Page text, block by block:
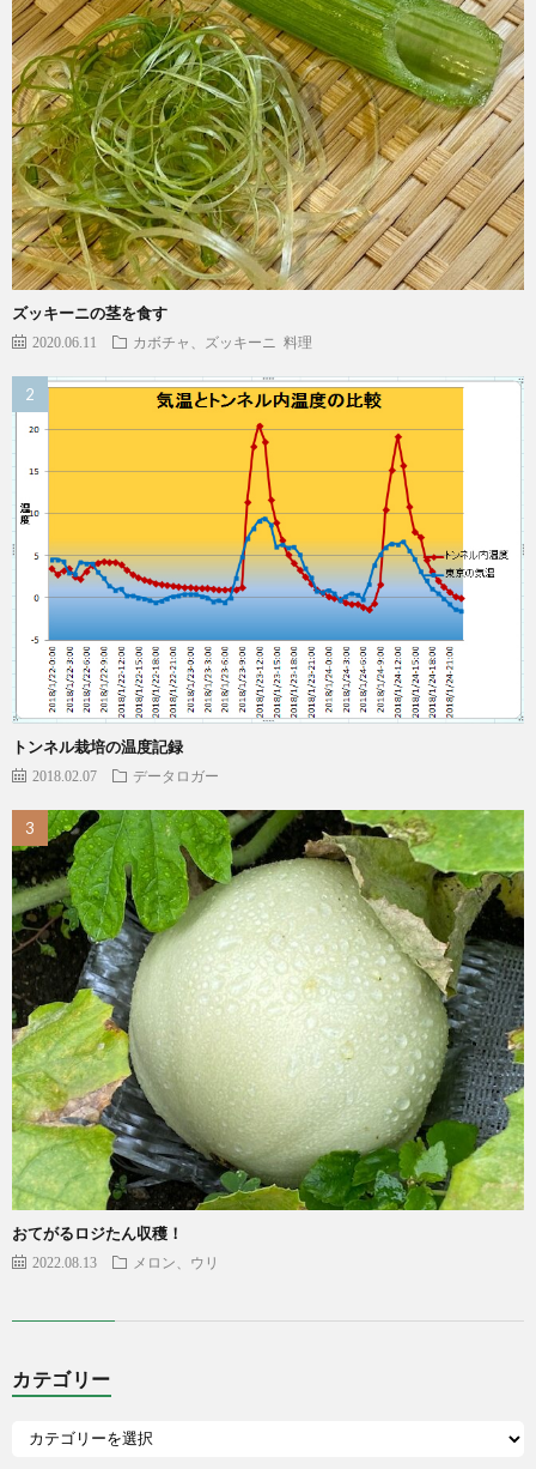
ズッキーニの茎を食す
2020.06.11 カボチャ、ズッキーニ 料理
トンネル栽培の温度記録
2018.02.07 データロガー
おてがるロジたん収穫！
2022.08.13 メロン、ウリ
カテゴリー